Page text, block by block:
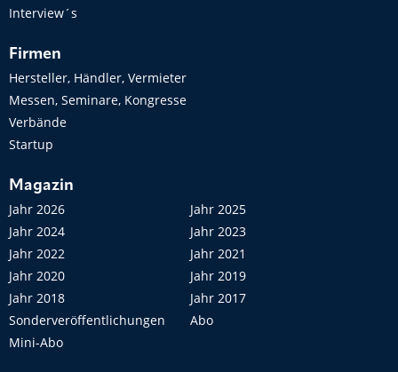
Interview´s
Firmen
Hersteller, Händler, Vermieter
Messen, Seminare, Kongresse
Verbände
Startup
Magazin
Jahr 2026
Jahr 2025
Jahr 2024
Jahr 2023
Jahr 2022
Jahr 2021
Jahr 2020
Jahr 2019
Jahr 2018
Jahr 2017
Sonderveröffentlichungen
Abo
Mini-Abo